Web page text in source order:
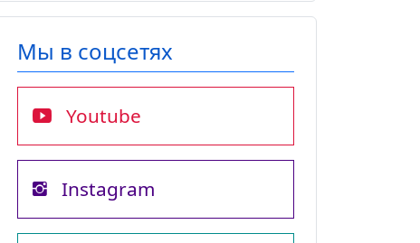
Мы в соцсетях
Youtube
Instagram